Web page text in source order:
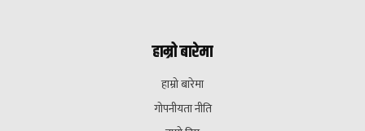
हाम्रो बारेमा
हाम्रो बारेमा
गोपनीयता नीति